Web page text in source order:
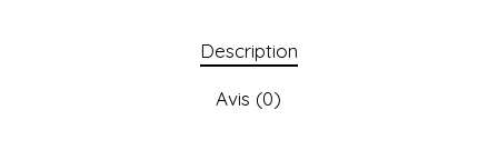
Description
Avis (0)